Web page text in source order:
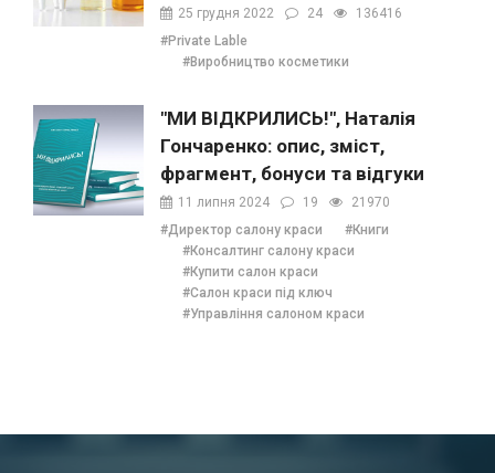
25 грудня 2022 24
136416
#Private Lable
#Виробництво косметики
"МИ ВІДКРИЛИСЬ!", Наталія
Гончаренко: опис, зміст,
фрагмент, бонуси та відгуки
11 липня 2024 19
21970
#Директор салону краси
#Книги
#Консалтинг салону краси
#Купити салон краси
#Салон краси під ключ
#Управління салоном краси